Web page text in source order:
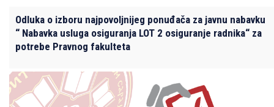
Odluka o izboru najpovoljnijeg ponuđača za javnu nabavku
“ Nabavka usluga osiguranja LOT 2 osiguranje radnika“ za
potrebe Pravnog fakulteta